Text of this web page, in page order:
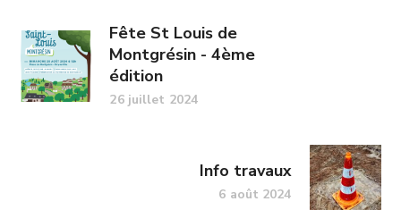
Fête St Louis de
Montgrésin - 4ème
édition
26 juillet 2024
Info travaux
6 août 2024